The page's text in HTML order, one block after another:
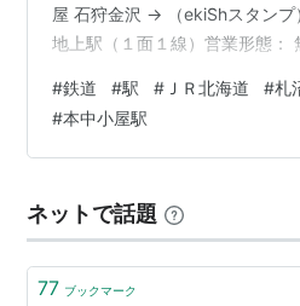
屋 石狩金沢 → （ekiShスタンプ
地上駅（１面１線）営業形態：
１７年８月 ランキング参加中駅
鉄道ランキング参加中鉄道趣味
#鉄道 #駅 # ＪＲ北海道 #札
#本中小屋駅
ネットで話題
77 ブックマーク